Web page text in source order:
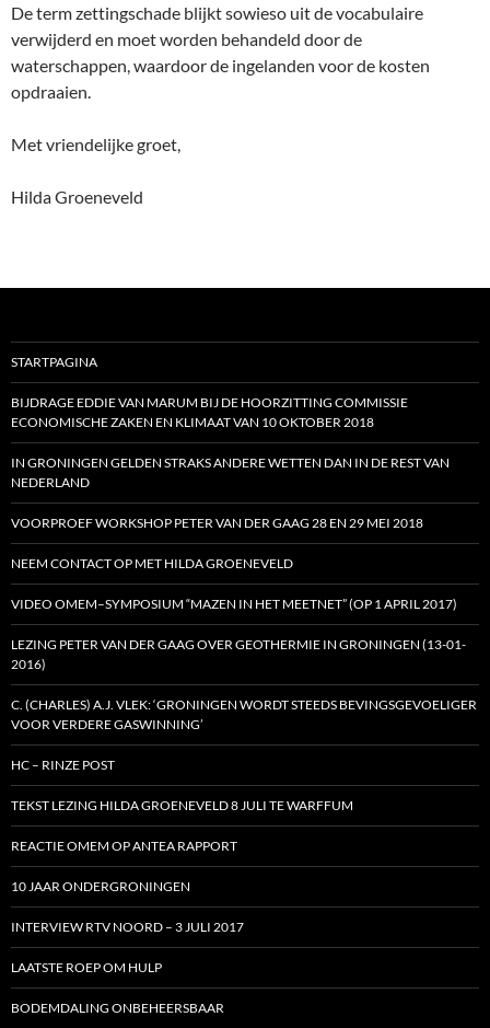
De term zettingschade blijkt sowieso uit de vocabulaire
verwijderd en moet worden behandeld door de
waterschappen, waardoor de ingelanden voor de kosten
opdraaien.
Met vriendelijke groet,
Hilda Groeneveld
STARTPAGINA
BIJDRAGE EDDIE VAN MARUM BIJ DE HOORZITTING COMMISSIE
ECONOMISCHE ZAKEN EN KLIMAAT VAN 10 OKTOBER 2018
IN GRONINGEN GELDEN STRAKS ANDERE WETTEN DAN IN DE REST VAN
NEDERLAND
VOORPROEF WORKSHOP PETER VAN DER GAAG 28 EN 29 MEI 2018
NEEM CONTACT OP MET HILDA GROENEVELD
VIDEO OMEM–SYMPOSIUM “MAZEN IN HET MEETNET” (OP 1 APRIL 2017)
LEZING PETER VAN DER GAAG OVER GEOTHERMIE IN GRONINGEN (13-01-
2016)
C. (CHARLES) A.J. VLEK: ‘GRONINGEN WORDT STEEDS BEVINGSGEVOELIGER
VOOR VERDERE GASWINNING’
HC – RINZE POST
TEKST LEZING HILDA GROENEVELD 8 JULI TE WARFFUM
REACTIE OMEM OP ANTEA RAPPORT
10 JAAR ONDERGRONINGEN
INTERVIEW RTV NOORD – 3 JULI 2017
LAATSTE ROEP OM HULP
BODEMDALING ONBEHEERSBAAR